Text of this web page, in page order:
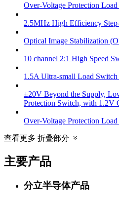
Over-Voltage Protection
2.5MHz High Efficiency
Optical Image Stabilization
10 channel 2:1 High Speed
1.5A Ultra-small Load
±20V Beyond the Supply,
Protection Switch, with 1.2V
Over-Voltage Protection
查看更多 折叠部分
主要产品
分立半导体产品